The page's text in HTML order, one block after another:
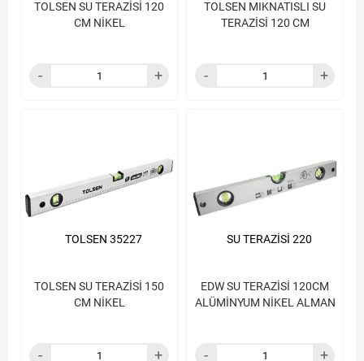
TOLSEN SU TERAZİSİ 120
CM NİKEL
TOLSEN MIKNATISLI SU
TERAZİSİ 120 CM
TOLSEN SU TERAZİSİ 150
CM NİKEL
TOLSEN 35227
EDW SU TERAZİSİ 120CM
ALÜMİNYUM NİKEL ALMAN
SU TERAZİSİ 220